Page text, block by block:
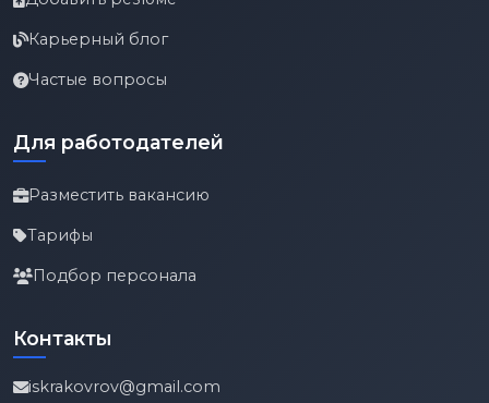
Карьерный блог
Частые вопросы
Для работодателей
Разместить вакансию
Тарифы
Подбор персонала
Контакты
iskrakovrov@gmail.com